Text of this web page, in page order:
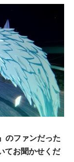
ファンだった
てお聞かせくだ